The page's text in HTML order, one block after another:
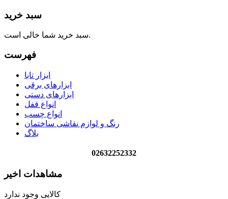
سبد خرید
سبد خرید شما خالی است.
فهرست
ابزار تابا
ابزارهای برقی
ابزارهای دستی
انواع قفل
انواع چسب
رنگ و لوازم نقاشی ساختمان
بلاگ
02632252332
مشاهدات اخیر
کالایی وجود ندارد